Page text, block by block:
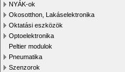
NYÁK-ok
Okosotthon, Lakáselektronika
Oktatási eszközök
Optoelektronika
Peltier modulok
Pneumatika
Szenzorok